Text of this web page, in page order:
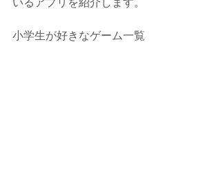
小学生が好きなゲーム一覧